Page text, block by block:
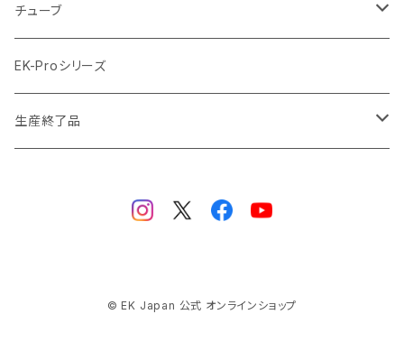
ラジエーターサイズ560mm
ブラック Black
ブラックニッケル BlackNickel
ゴールド Gold
クーラント
マウスパッド
ツール
チューブ
材質
ハード（PETG）
サイズ（OD:外径 / ID:内径）
EK-Proシリーズ
生産終了品
© EK Japan 公式 オンラインショップ